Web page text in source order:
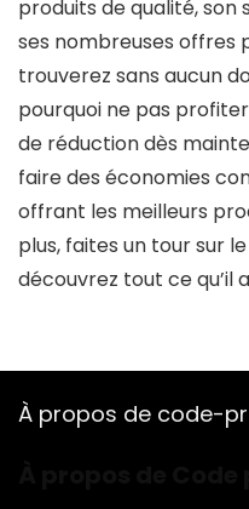
produits de qualité,
ses nombreuses offres
trouverez sans aucun
pourquoi ne pas
de réduction dès
faire des économies
offrant les meilleurs
plus, faites un tour sur
découvrez tout ce qu’il
À propos de code-